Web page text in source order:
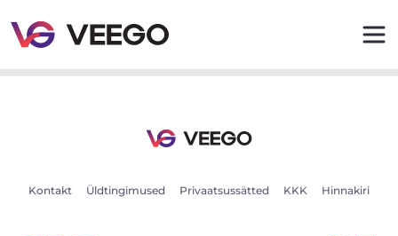
Kontakt Üldtingimused Privaatsussätted KKK Hinnakiri